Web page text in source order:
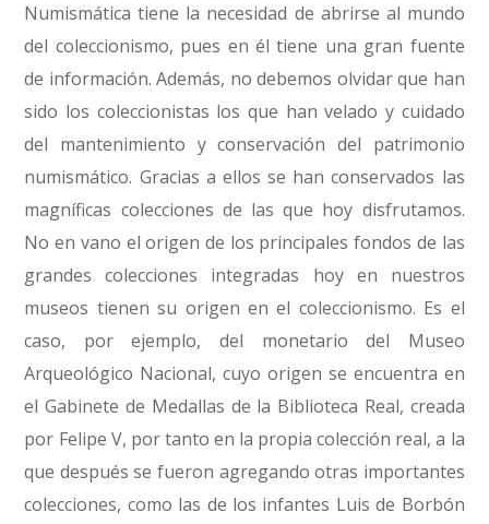
Numismática tiene la necesidad de abrirse al mundo
del coleccionismo, pues en él tiene una gran fuente
de información. Además, no debemos olvidar que han
sido los coleccionistas los que han velado y cuidado
del mantenimiento y conservación del patrimonio
numismático. Gracias a ellos se han conservados las
magníficas colecciones de las que hoy disfrutamos.
No en vano el origen de los principales fondos de las
grandes colecciones integradas hoy en nuestros
museos tienen su origen en el coleccionismo. Es el
caso, por ejemplo, del monetario del Museo
Arqueológico Nacional, cuyo origen se encuentra en
el Gabinete de Medallas de la Biblioteca Real, creada
por Felipe V, por tanto en la propia colección real, a la
que después se fueron agregando otras importantes
colecciones, como las de los infantes Luis de Borbón